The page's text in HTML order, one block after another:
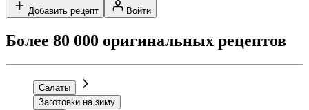
Добавить рецепт Войти
Более 80 000 оригинальных рецептов
Салаты
Заготовки на зиму